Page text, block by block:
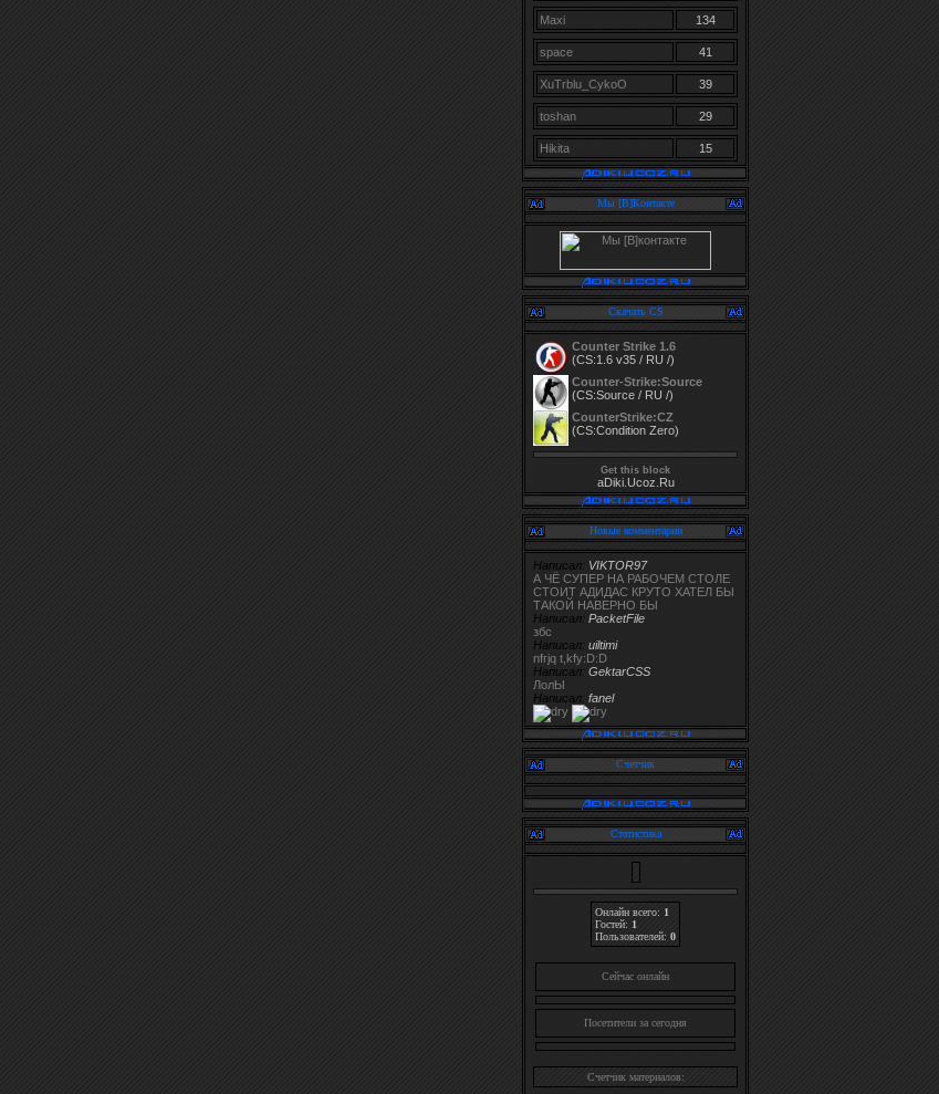
Maxi 134
space 41
XuTrblu_CykoO 39
toshan 29
Hikita 15
Мы [В]Контакте
Скачать CS
Counter Strike 1.6
(CS:1.6 v35 / RU /)
Counter-Strike:Source
(CS:Source / RU /)
CounterStrike:CZ
(CS:Condition Zero)
Get this block
aDiki.Ucoz.Ru
Новые комментарии
Написал: VIKTOR97
А ЧЁ СУПЕР НА РАБОЧЕМ СТОЛЕ
СТОИТ АДИДАС КРУТО ХАТЕЛ БЫ
ТАКОЙ НАВЕРНО БЫ
Написал: PacketFile
збс
Написал: uiltimi
nfrjq t,kfy:D:D
Написал: GektarCSS
ЛолЫ
Написал: fanel
Счетчик
Статистика
Онлайн всего: 1
Гостей: 1
Пользователей: 0
Cейчас онлайн
Посетители за сегодня
Счетчик материалов: